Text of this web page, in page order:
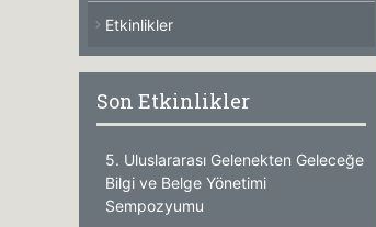
Etkinlikler
Son Etkinlikler
5. Uluslararası Gelenekten Geleceğe
Bilgi ve Belge Yönetimi
Sempozyumu